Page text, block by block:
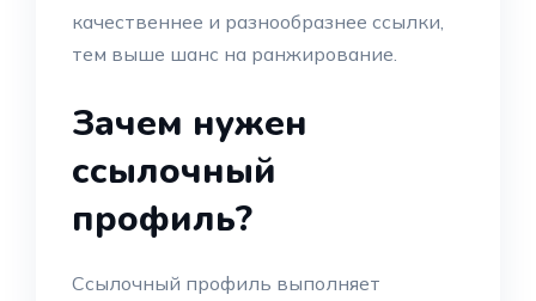
качественнее и разнообразнее ссылки,
тем выше шанс на ранжирование.
Зачем нужен
ссылочный
профиль?
Ссылочный профиль выполняет